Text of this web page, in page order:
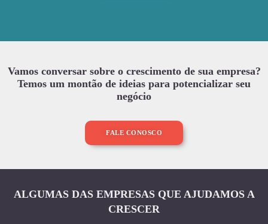
Vamos conversar sobre o crescimento de sua empresa?
Temos um montão de ideias para potencializar seu
negócio
FALE CONOSCO
ALGUMAS DAS EMPRESAS QUE AJUDAMOS A
CRESCER